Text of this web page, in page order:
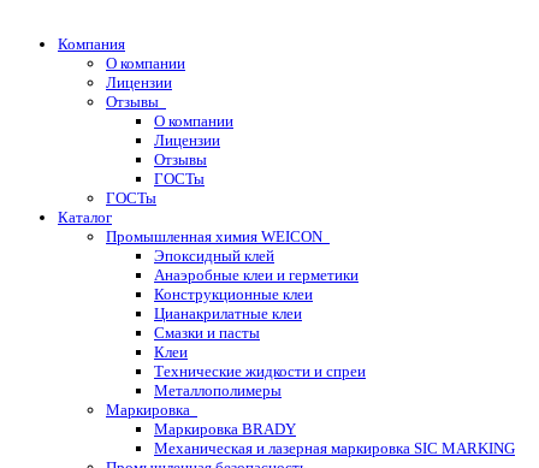
Компания
О компании
Лицензии
Отзывы
О компании
Лицензии
Отзывы
ГОСТы
ГОСТы
Каталог
Промышленная химия WEICON
Эпоксидный клей
Анаэробные клеи и герметики
Конструкционные клеи
Цианакрилатные клеи
Смазки и пасты
Клеи
Технические жидкости и спреи
Металлополимеры
Маркировка
Маркировка BRADY
Механическая и лазерная маркировка SIC MARKING